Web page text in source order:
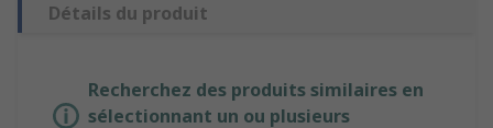
Détails du produit
Recherchez des produits similaires en
sélectionnant un ou plusieurs